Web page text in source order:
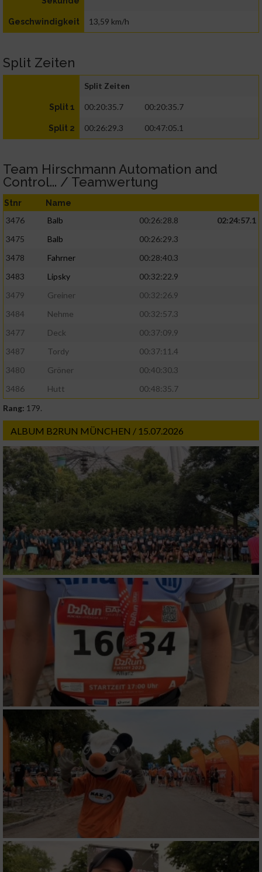
Geschwindigkeit 13,59 km/h
Split Zeiten
Split Zeiten
Split 1 00:20:35.7 00:20:35.7
Split 2 00:26:29.3 00:47:05.1
Team Hirschmann Automation and
Control... / Teamwertung
Stnr Name
3476 Balb 00:26:28.8
02:24:57.1
3475
Balb
00:26:29.3
3478
Fahrner
00:28:40.3
3483
Lipsky
00:32:22.9
3479
Greiner
00:32:26.9
3484
Nehme
00:32:57.3
3477
Deck
00:37:09.9
3487
Tordy
00:37:11.4
3480
Gröner
00:40:30.3
3486
Hutt
00:48:35.7
Rang: 179.
ALBUM B2RUN MÜNCHEN / 15.07.2026